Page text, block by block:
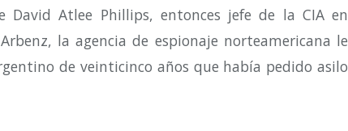
David Atlee Phillips, entonces jefe de la CIA en
la agencia de espionaje norteamericana le
de veinticinco años que había pedido asilo